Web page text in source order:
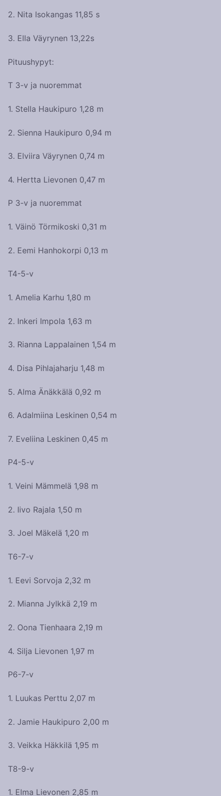
2. Nita Isokangas 11,85 s
3. Ella Väyrynen 13,22s
Pituushypyt:
T 3-v ja nuoremmat
1. Stella Haukipuro 1,28 m
2. Sienna Haukipuro 0,94 m
3. Elviira Väyrynen 0,74 m
4. Hertta Lievonen 0,47 m
P 3-v ja nuoremmat
1. Väinö Törmikoski 0,31 m
2. Eemi Hanhokorpi 0,13 m
T4-5-v
1. Amelia Karhu 1,80 m
2. Inkeri Impola 1,63 m
3. Rianna Lappalainen 1,54 m
4. Disa Pihlajaharju 1,48 m
5. Alma Änäkkälä 0,92 m
6. Adalmiina Leskinen 0,54 m
7. Eveliina Leskinen 0,45 m
P4-5-v
1. Veini Mämmelä 1,98 m
2. Iivo Rajala 1,50 m
3. Joel Mäkelä 1,20 m
T6-7-v
1. Eevi Sorvoja 2,32 m
2. Mianna Jylkkä 2,19 m
2. Oona Tienhaara 2,19 m
4. Silja Lievonen 1,97 m
P6-7-v
1. Luukas Perttu 2,07 m
2. Jamie Haukipuro 2,00 m
3. Veikka Häkkilä 1,95 m
T8-9-v
1. Elma Lievonen 2,85 m